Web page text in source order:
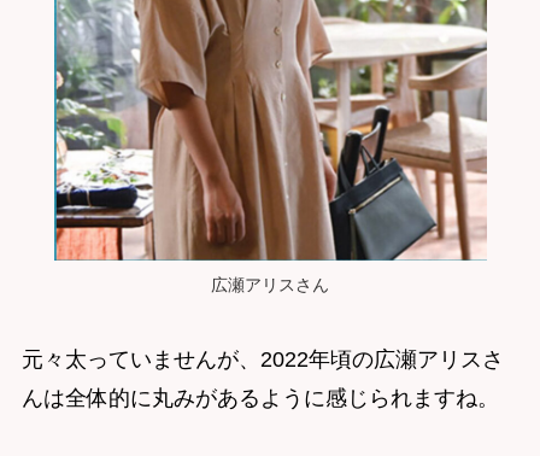
広瀬アリスさん
元々太っていませんが、2022年頃の広瀬アリスさ
んは全体的に丸みがあるように感じられますね。